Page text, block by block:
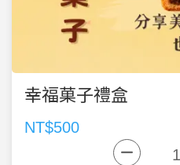
幸福菓子禮盒
NT$500